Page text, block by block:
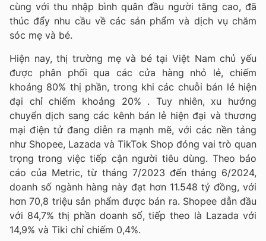
cùng với thu nhập bình quân đầu người tăng cao, đã
thúc đẩy nhu cầu về các sản phẩm và dịch vụ chăm
sóc mẹ và bé.
Hiện nay, thị trường mẹ và bé tại Việt Nam chủ yếu
được phân phối qua các cửa hàng nhỏ lẻ, chiếm
khoảng 80% thị phần, trong khi các chuỗi bán lẻ hiện
đại chỉ chiếm khoảng 20% . Tuy nhiên, xu hướng
chuyển dịch sang các kênh bán lẻ hiện đại và thương
mại điện tử đang diễn ra mạnh mẽ, với các nền tảng
như Shopee, Lazada và TikTok Shop đóng vai trò quan
trọng trong việc tiếp cận người tiêu dùng. Theo báo
cáo của Metric, từ tháng 7/2023 đến tháng 6/2024,
doanh số ngành hàng này đạt hơn 11.548 tỷ đồng, với
hơn 70,8 triệu sản phẩm được bán ra. Shopee dẫn đầu
với 84,7% thị phần doanh số, tiếp theo là Lazada với
14,9% và Tiki chỉ chiếm 0,4%.